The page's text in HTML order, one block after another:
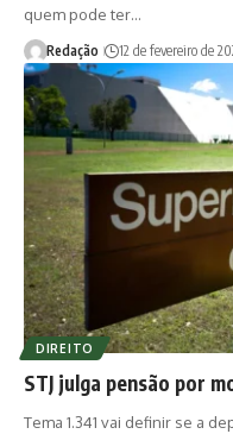
quem pode ter…
Redação 12 de fevereiro de
DIREITO
STJ julga pensão por
Tema 1.341 vai definir se a